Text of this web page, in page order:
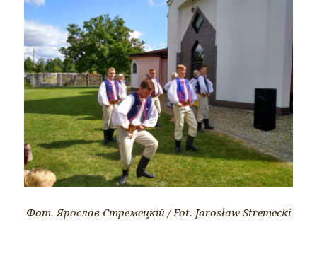
Фот. Ярослав Стремецкій / Fot. Jarosław Stremecki